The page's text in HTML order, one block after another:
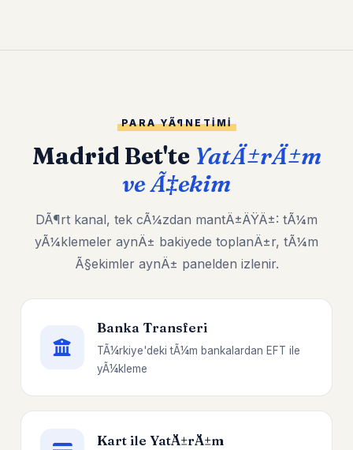
PARA YÃ¶NETIMI
Madrid Bet'te YatÄ±rÄ±m
ve Ã‡ekim
DÃ¶rt kanal, tek cÃ¼zdan mantÄ±ÄŸÄ±: tÃ¼m
yÃ¼klemeler aynÄ± bakiyede toplanÄ±r, tÃ¼m
Ã§ekimler aynÄ± panelden izlenir.
Banka Transferi
TÃ¼rkiye'deki tÃ¼m bankalardan EFT ile
yÃ¼kleme
Kart ile YatÄ±rÄ±m